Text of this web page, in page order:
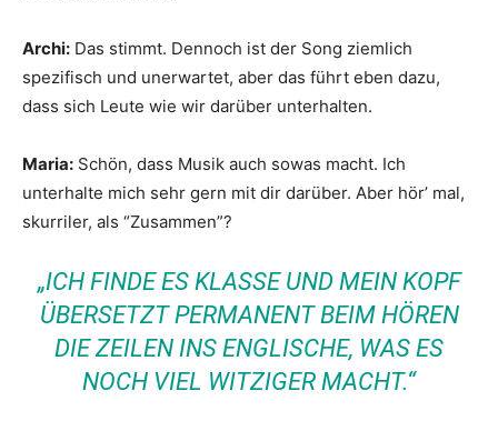
Archi: Das stimmt. Dennoch ist der Song ziemlich
spezifisch und unerwartet, aber das führt eben dazu,
dass sich Leute wie wir darüber unterhalten.
Maria: Schön, dass Musik auch sowas macht. Ich
unterhalte mich sehr gern mit dir darüber. Aber hör’ mal,
skurriler, als “Zusammen”?
„ICH FINDE ES KLASSE UND MEIN KOPF
ÜBERSETZT PERMANENT BEIM HÖREN
DIE ZEILEN INS ENGLISCHE, WAS ES
NOCH VIEL WITZIGER MACHT.“